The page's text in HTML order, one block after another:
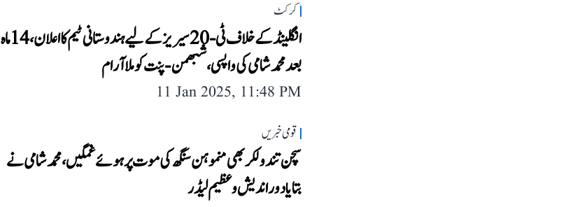
کرکٹ
انگلینڈ کے خلاف ٹی-20 سیریز کے لیے ہندوستانی ٹیم کا اعلان، 14 ماہ
بعد محمد شامی کی واپسی، شبھمن-پنت کو ملا آرام
11 Jan 2025, 11:48 PM
قومی خبریں
سچن تندولکر بھی منموہن سنگھ کی موت پر ہوئے غمگین، محمد شامی نے
بتایا دور اندیش و عظیم لیڈر